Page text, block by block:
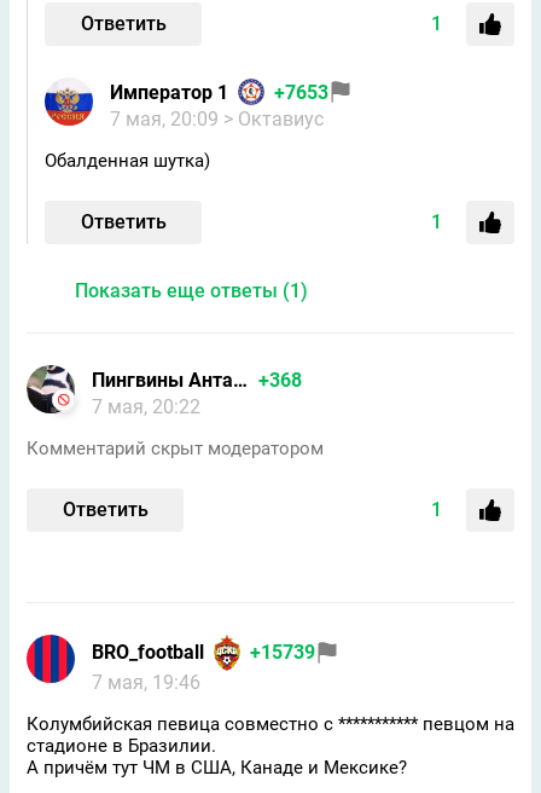
Ответить 1
Император 1
+7653
7 мая, 20:09 > Октавиус
Обалденная шутка)
Ответить 1
Показать еще ответы (1)
Пингвины Антарктиды/Форпо +368
7 мая, 20:22
Комментарий скрыт модератором
Ответить 1
BRO_football
+15739
7 мая, 19:46
Колумбийская певица совместно с *********** певцом на
стадионе в Бразилии.
А причём тут ЧМ в США, Канаде и Мексике?